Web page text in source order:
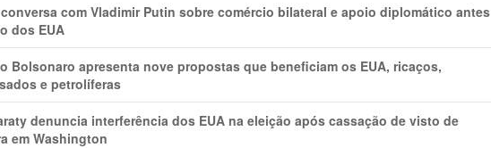
com Vladimir Putin sobre comércio bilateral e apoio diplomático antes
dos EUA
Bolsonaro apresenta nove propostas que beneficiam os EUA, ricaços,
e petrolíferas
denuncia interferência dos EUA na eleição após cassação de visto de
em Washington